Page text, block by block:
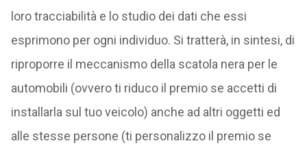
loro tracciabilità e lo studio dei dati che essi
esprimono per ogni individuo. Si tratterà, in sintesi, di
riproporre il meccanismo della scatola nera per le
automobili (ovvero ti riduco il premio se accetti di
installarla sul tuo veicolo) anche ad altri oggetti ed
alle stesse persone (ti personalizzo il premio se